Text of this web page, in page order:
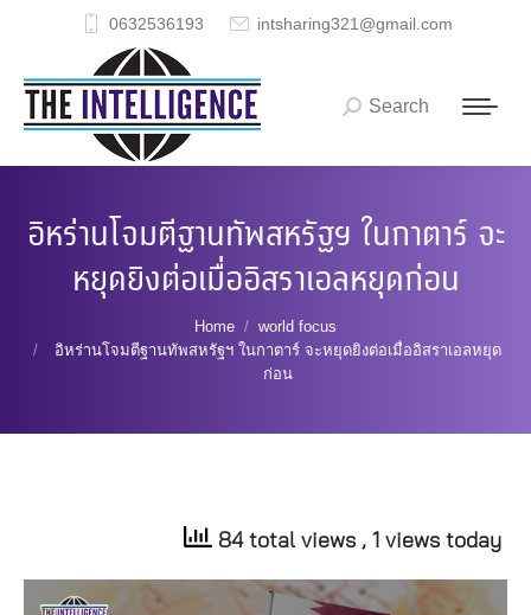
0632536193 intsharing321@gmail.com
Search:
Search
อิหร่านโจมตีฐานทัพสหรัฐฯ ในกาตาร์ จะ
หยุดยิงต่อเมื่ออิสราเอลหยุดก่อน
Home
world focus
อิหร่านโจมตีฐานทัพสหรัฐฯ ในกาตาร์ จะหยุดยิงต่อเมื่ออิสราเอลหยุด
ก่อน
84 total views , 1 views today